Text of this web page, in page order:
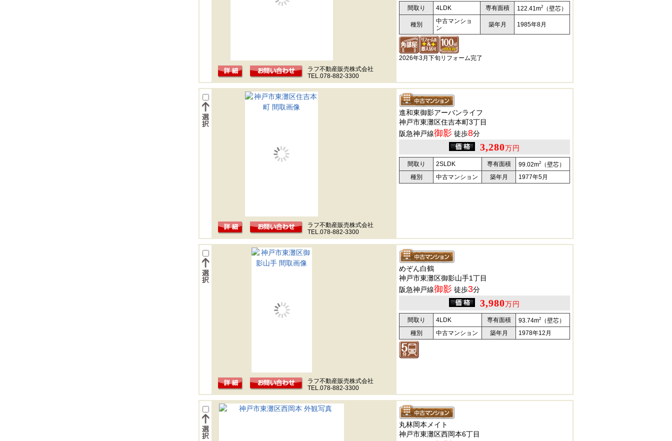
ラフ不動産販売株式会社
TEL.078-882-3300
間取り 4LDK 専有面積 122.41m2 （壁芯）
種別
中古マンショ
ン
築年月 1985年8月
2026年3月下旬リフォーム完了
ラフ不動産販売株式会社
TEL.078-882-3300
進和東御影アーバンライフ
神戸市東灘区住吉本町3丁目
阪急神戸線御影 徒歩8分
3,280万円
間取り 2SLDK 専有面積 99.02m2
（壁芯）
種別
中古マンション 築年月 1977年5月
ラフ不動産販売株式会社
TEL.078-882-3300
めぞん白鶴
神戸市東灘区御影山手1丁目
阪急神戸線御影 徒歩3分
3,980万円
間取り 4LDK 専有面積 93.74m2
（壁芯）
種別
中古マンション 築年月 1978年12月
丸林岡本メイト
神戸市東灘区西岡本6丁目